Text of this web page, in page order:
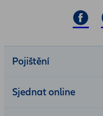
Pojištění
Sjednat online